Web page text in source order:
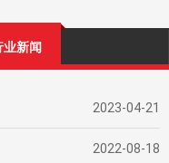
业新闻
2023-04-21
2022-08-18